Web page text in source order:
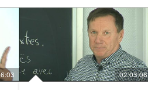
02:03:06